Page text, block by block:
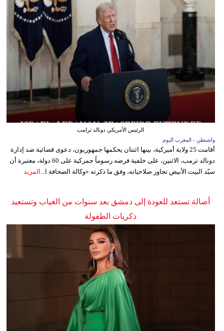
الرئيس الأمريكي دونالد ترامب
واشنطن - المغرب اليوم
أقامت 25 ولاية أميركية، بينها اثنتان يحكمها جمهوريون، دعوى قضائية ضد إدارة
دونالد ترمب، الاثنين، على خلفية فرضه رسوماً جمركية على 60 دولة، معتبرة أن
سيّد البيت الأبيض تجاوز صلاحياته، وفق ما ذكرته «وكالة الصحافة ا... المزيد
أصالة تستعد للعودة إلى دمشق بعد سنوات من الغياب وتستعيد
ذكريات الطفولة